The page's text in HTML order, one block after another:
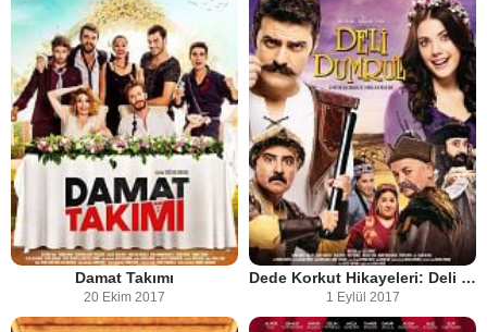
Damat Takımı
20 Ekim 2017
Dede Korkut Hikayeleri: Deli Dumrul
1 Eylül 2017